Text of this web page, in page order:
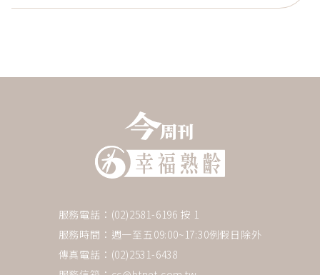
服務電話：(02)2581-6196 按 1
服務時間：週一至五09:00~17:30例假日除外
傳真電話：(02)2531-6438